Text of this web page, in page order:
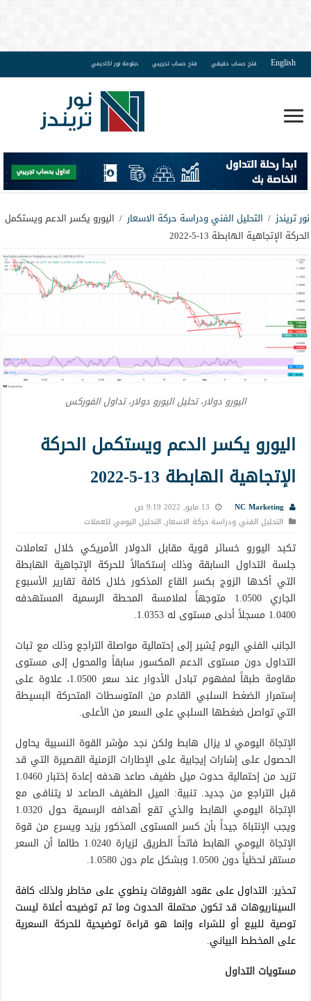
English فتح حساب حقيقي فتح حساب تجريبي دبلومة نور اكاديمي
نور تريندز / التحليل الفني ودراسة حركة الاسعار / اليورو يكسر الدعم ويستكمل
الحركة الإتجاهية الهابطة 13-5-2022
اليورو دولار، تحليل اليورو دولار، تداول الفوركس
اليورو يكسر الدعم ويستكمل الحركة
الإتجاهية الهابطة 13-5-2022
NC Marketing
13 مايو, 2022 9:19 ص
التحليل الفني ودراسة حركة الاسعار, التحليل اليومي للعملات
تكبد اليورو خسائر قوية مقابل الدولار الأمريكي خلال تعاملات
جلسة التداول السابقة وذلك إستكمالاً للحركة الإتجاهية الهابطة
التي أكدها الزوج بكسر القاع المذكور خلال كافة تقارير الأسبوع
الجاري 1.0500 متوجهاً لملامسة المحطة الرسمية المستهدفه
1.0400 مسجلاً أدنى مستوى له 1.0353.
الجانب الفني اليوم يُشير إلى إحتمالية مواصلة التراجع وذلك مع ثبات
التداول دون مستوى الدعم المكسور سابقاً والمحول إلى مستوى
مقاومة طبقاً لمفهوم تبادل الأدوار عند سعر 1.0500، علاوة على
إستمرار الضغط السلبي القادم من المتوسطات المتحركة البسيطة
التي تواصل ضغطها السلبي على السعر من الأعلى.
الإتجاة اليومي لا يزال هابط ولكن نجد مؤشر القوة النسبية يحاول
الحصول على إشارات إيجابية على الإطارات الزمنية القصيرة التي قد
تزيد من إحتمالية حدوث ميل طفيف صاعد هدفه إعادة إختبار 1.0460
قبل التراجع من جديد. تنبية: الميل الطفيف الصاعد لا يتنافى مع
الإتجاة اليومي الهابط والذي تقع أهدافه الرسمية حول 1.0320
ويجب الإنتباة جيداً بأن كسر المستوى المذكور يزيد ويسرع من قوة
الإتجاة اليومي الهابط فاتحاً الطريق لزيارة 1.0240 طالما أن السعر
مستقر لحظياً دون 1.0500 وبشكل عام دون 1.0580.
تحذير: التداول على عقود الفروقات ينطوي على مخاطر ولذلك كافة
السيناريوهات قد تكون محتملة الحدوث وما تم توضيحه أعلاة ليست
توصية للبيع أو للشراء وإنما هو قراءة توضيحية للحركة السعرية
على المخطط البياني.
مستويات التداول